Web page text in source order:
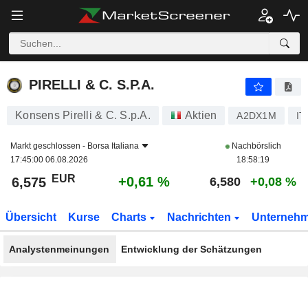
PIRELLI & C. S.P.A.
PIRELLI & C. S.P.A.
Konsens Pirelli & C. S.p.A. Aktien A2DX1M
Markt geschlossen - Borsa Italiana
17:45:00 06.08.2026
Nachbörslich
18:58:19
6,575 EUR +0,61 % 6,580 +0,08 %
Übersicht Kurse Charts Nachrichten
Analystenmeinungen Entwicklung der Schätzungen